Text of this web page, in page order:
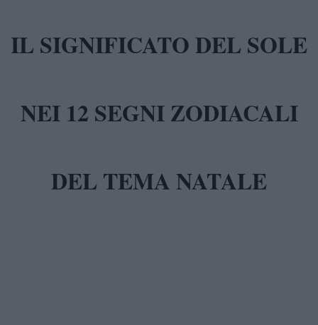
IL SIGNIFICATO DEL SOLE
NEI 12 SEGNI ZODIACALI
DEL TEMA NATALE